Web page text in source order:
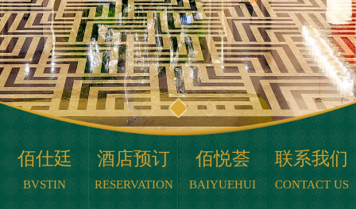
佰仕廷
BVSTIN
酒店预订
RESERVATION
佰悦荟
BAIYUEHUI
联系我们
CONTACT US